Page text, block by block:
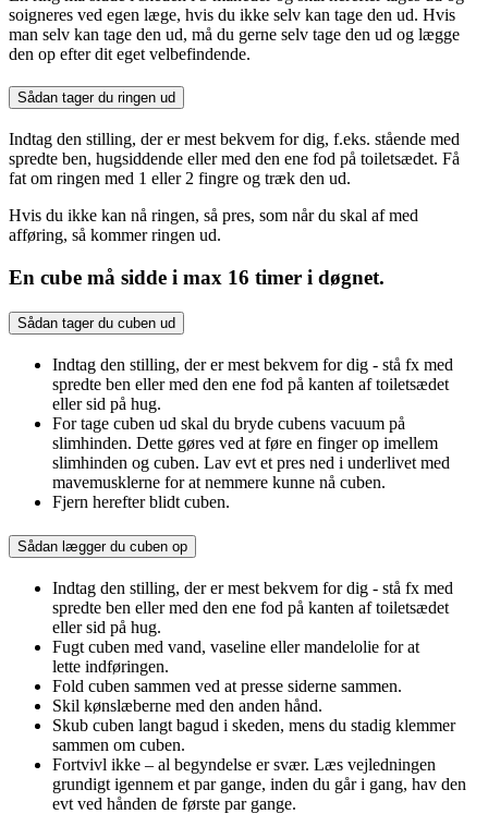
soigneres ved egen læge, hvis du ikke selv kan tage den ud. Hvis
man selv kan tage den ud, må du gerne selv tage den ud og lægge
den op efter dit eget velbefindende.
Sådan tager du ringen ud
Indtag den stilling, der er mest bekvem for dig, f.eks. stående med
spredte ben, hugsiddende eller med den ene fod på toiletsædet. Få
fat om ringen med 1 eller 2 fingre og træk den ud.
Hvis du ikke kan nå ringen, så pres, som når du skal af med
afføring, så kommer ringen ud.
En cube må sidde i max 16 timer i døgnet.
Sådan tager du cuben ud
Indtag den stilling, der er mest bekvem for dig - stå fx med
spredte ben eller med den ene fod på kanten af toiletsædet
eller sid på hug.
For tage cuben ud skal du bryde cubens vacuum på
slimhinden. Dette gøres ved at føre en finger op imellem
slimhinden og cuben. Lav evt et pres ned i underlivet med
mavemusklerne for at nemmere kunne nå cuben.
Fjern herefter blidt cuben.
Sådan lægger du cuben op
Indtag den stilling, der er mest bekvem for dig - stå fx med
spredte ben eller med den ene fod på kanten af toiletsædet
eller sid på hug.
Fugt cuben med vand, vaseline eller mandelolie for at
lette indføringen.
Fold cuben sammen ved at presse siderne sammen.
Skil kønslæberne med den anden hånd.
Skub cuben langt bagud i skeden, mens du stadig klemmer
sammen om cuben.
Fortvivl ikke – al begyndelse er svær. Læs vejledningen
grundigt igennem et par gange, inden du går i gang, hav den
evt ved hånden de første par gange.